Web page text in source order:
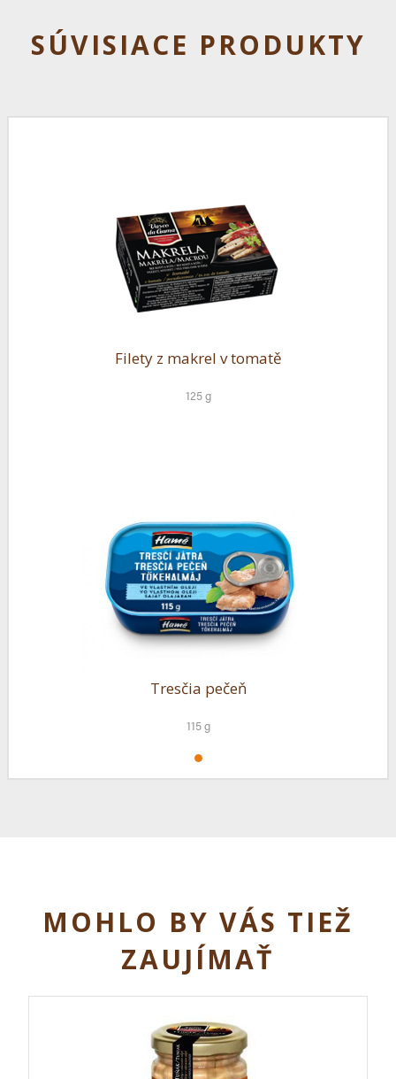
SÚVISIACE PRODUKTY
Filety z makrel v tomatě
125 g
Tresčia pečeň
115 g
MOHLO BY VÁS TIEŽ
ZAUJÍMAŤ